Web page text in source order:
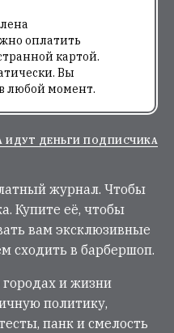
оплатить
картой.
Вы
любой момент.
ИДУТ ДЕНЬГИ ПОДПИСЧИКА
журнал. Чтобы
Купите её, чтобы
вам эксклюзивные
сходить в барбершоп.
и жизни
политику,
панк и смелость